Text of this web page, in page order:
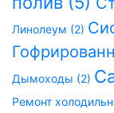
Линолеум (2)
Дымоходы (2)
Ремонт